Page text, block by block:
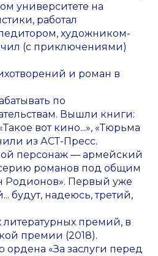
университете на
работал
художником-
(с приключениями)
и роман в
по
Вышли книги:
вот кино...», «Тюрьма
из АСТ-Пресс.
персонаж — армейский
романов под общим
Родионов». Первый уже
будут, надеюсь, третий,
литературных премий, в
премии (2018).
«За заслуги перед